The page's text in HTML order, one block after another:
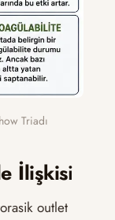
Triadı
İlişkisi
outlet